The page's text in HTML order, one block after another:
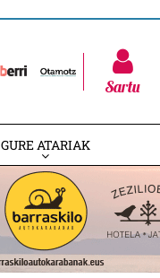
Sartu
GURE ATARIAK